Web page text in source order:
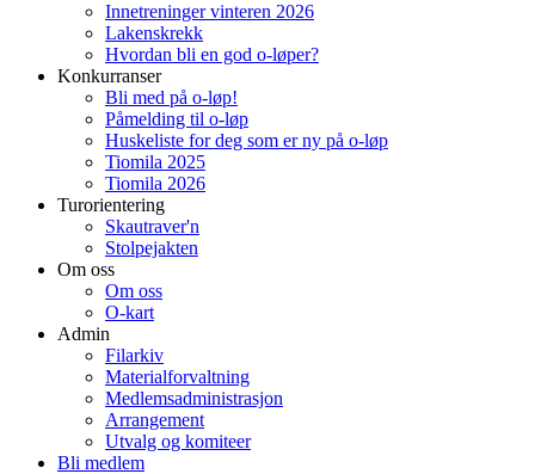
Innetreninger vinteren 2026
Lakenskrekk
Hvordan bli en god o-løper?
Konkurranser
Bli med på o-løp!
Påmelding til o-løp
Huskeliste for deg som er ny på o-løp
Tiomila 2025
Tiomila 2026
Turorientering
Skautraver'n
Stolpejakten
Om oss
Om oss
O-kart
Admin
Filarkiv
Materialforvaltning
Medlemsadministrasjon
Arrangement
Utvalg og komiteer
Bli medlem